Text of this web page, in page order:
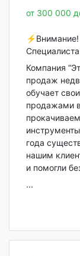
от 300 000
Компания
продаж
обучает
продажами
года
нашим
и помогли
...